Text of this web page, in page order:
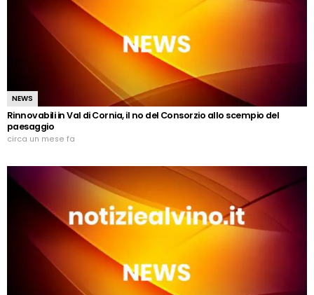
NEWS
Rinnovabili in Val di Cornia, il no del Consorzio allo scempio del
paesaggio
circa un mese fa